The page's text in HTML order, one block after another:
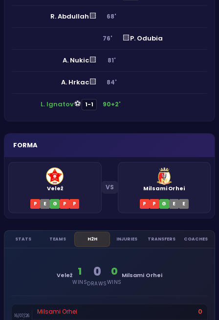
R. Abdullah🟨 68'
76' 🟨P. Odubia
A. Nukic🟨 81'
A. Hrkac🟨 84'
L. Ignatov⚽ 1-1 90+2'
FORMA
Velež
P E G P P
VS Milsami Orhei
P P G E E
STATS TEAMS H2H INJURIES TRANSFERS COACHES
Velež 1
WINS
0
DRAWS
0
WINS
Milsami Orhei
16/07/26
Milsami Orhei 0